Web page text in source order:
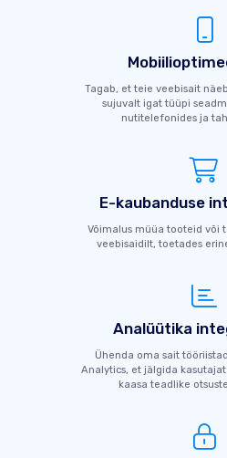
Tagab, et teie veebisait
sujuvalt igat tüüpi
nutitelefonides ja
E-kaubanduse
Võimalus müüa tooteid või
veebisaidilt, toetades
Analüütika
Ühenda oma sait
Analytics, et jälgida
kaasa teadlike